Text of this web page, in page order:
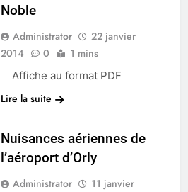
Noble
Administrator
22 janvier
2014
0 1 mins
Affiche au format PDF
Lire la suite
Nuisances aériennes de
l’aéroport d’Orly
Administrator
11 janvier